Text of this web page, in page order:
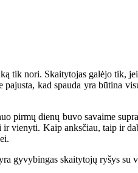
tik nori. Skaitytojas galėjo tik,
kad spauda yra būtina
pirmų dienų buvo savaime
vienyti. Kaip anksčiau, taip ir
gyvybingas skaitytojų ryšys su